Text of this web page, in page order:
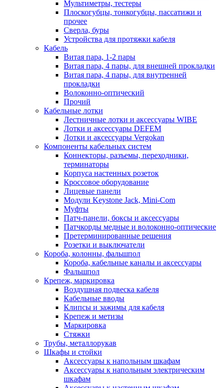
Мультиметры, тестеры
Плоскогубцы, тонкогубцы, пассатижи и
прочее
Сверла, буры
Устройства для протяжки кабеля
Кабель
Витая пара, 1-2 пары
Витая пара, 4 пары, для внешней прокладки
Витая пара, 4 пары, для внутренней
прокладки
Волоконно-оптический
Прочий
Кабельные лотки
Лестничные лотки и аксессуары WIBE
Лотки и аксессуары DEFEM
Лотки и аксессуары Vergokan
Компоненты кабельных систем
Коннекторы, разъемы, переходники,
терминаторы
Корпуса настенных розеток
Кроссовое оборудование
Лицевые панели
Модули Keystone Jack, Mini-Com
Муфты
Патч-панели, боксы и аксессуары
Патчкорды медные и волоконно-оптические
Претерминированные решения
Розетки и выключатели
Короба, колонны, фальшпол
Короба, кабельные каналы и аксессуары
Фальшпол
Крепеж, маркировка
Воздушная подвеска кабеля
Кабельные вводы
Клипсы и зажимы для кабеля
Крепеж и метизы
Маркировка
Стяжки
Трубы, металлорукав
Шкафы и стойки
Аксессуары к напольным шкафам
Аксессуары к напольным электрическим
шкафам